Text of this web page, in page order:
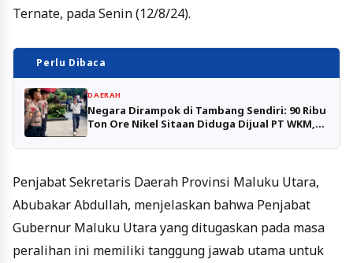
Ternate, pada Senin (12/8/24).
Perlu Dibaca
DAERAH
Negara Dirampok di Tambang Sendiri: 90 Ribu
Ton Ore Nikel Sitaan Diduga Dijual PT WKM,
Penjabat Sekretaris Daerah Provinsi Maluku Utara,
Abubakar Abdullah, menjelaskan bahwa Penjabat
Gubernur Maluku Utara yang ditugaskan pada masa
peralihan ini memiliki tanggung jawab utama untuk